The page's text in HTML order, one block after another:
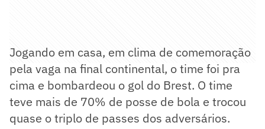
Jogando em casa, em clima de comemoração
pela vaga na final continental, o time foi pra
cima e bombardeou o gol do Brest. O time
teve mais de 70% de posse de bola e trocou
quase o triplo de passes dos adversários.